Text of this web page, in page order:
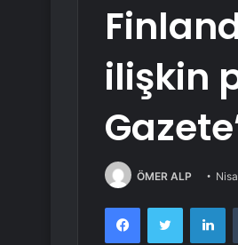
ilişkin
ÖMER ALP
FacebookTwitter